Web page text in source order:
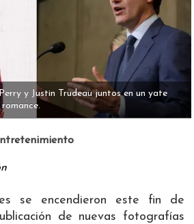
y Justin Trudeau juntos en un yate
se encendieron este fin de
de nuevas fotografías